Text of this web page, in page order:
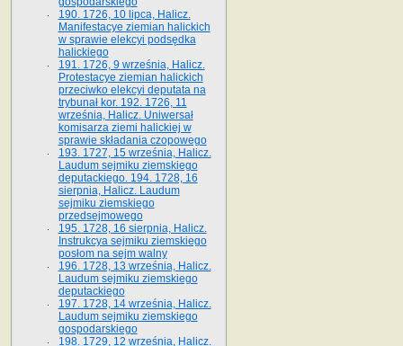
190. 1726, 10 lipca, Halicz.
Manifestacye ziemian halickich
w sprawie elekcyi podsędka
halickiego
191. 1726, 9 września, Halicz.
Protestacye ziemian halickich
przeciwko elekcyi deputata na
trybunał kor. 192. 1726, 11
września, Halicz. Uniwersał
komisarza ziemi halickiej w
sprawie składania czopowego
193. 1727, 15 września, Halicz.
Laudum sejmiku ziemskiego
deputackiego. 194. 1728, 16
sierpnia, Halicz. Laudum
sejmiku ziemskiego
przedsejmowego
195. 1728, 16 sierpnia, Halicz.
Instrukcya sejmiku ziemskiego
posłom na sejm walny
196. 1728, 13 września, Halicz.
Laudum sejmiku ziemskiego
deputackiego
197. 1728, 14 września, Halicz.
Laudum sejmiku ziemskiego
gospodarskiego
198. 1729, 12 września, Halicz.